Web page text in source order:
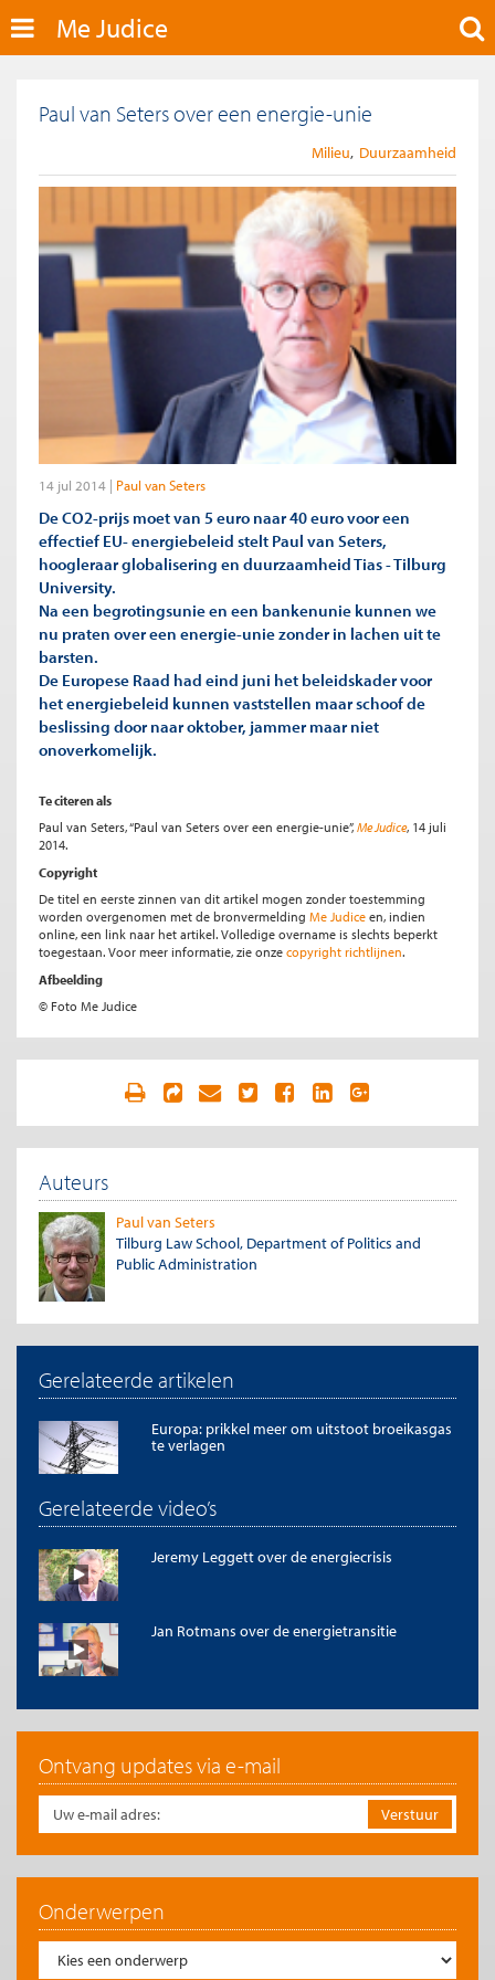
Me Judice
Paul van Seters over een energie-unie
Milieu Duurzaamheid
14 jul 2014 Paul van Seters
De CO2-prijs moet van 5 euro naar 40 euro voor een
effectief EU- energiebeleid stelt Paul van Seters,
hoogleraar globalisering en duurzaamheid Tias - Tilburg
University.
Na een begrotingsunie en een bankenunie kunnen we
nu praten over een energie-unie zonder in lachen uit te
barsten.
De Europese Raad had eind juni het beleidskader voor
het energiebeleid kunnen vaststellen maar schoof de
beslissing door naar oktober, jammer maar niet
onoverkomelijk.
Te citeren als
Paul van Seters, “Paul van Seters over een energie-unie”, Me Judice, 14 juli
2014.
Copyright
De titel en eerste zinnen van dit artikel mogen zonder toestemming
worden overgenomen met de bronvermelding Me Judice en, indien
online, een link naar het artikel. Volledige overname is slechts beperkt
toegestaan. Voor meer informatie, zie onze copyright richtlijnen.
Afbeelding
© Foto Me Judice
Auteurs
Paul van Seters
Tilburg Law School, Department of Politics and
Public Administration
Gerelateerde artikelen
Europa: prikkel meer om uitstoot broeikasgas
te verlagen
Gerelateerde video’s
Jeremy Leggett over de energiecrisis
Jan Rotmans over de energietransitie
Ontvang updates via e-mail
Onderwerpen